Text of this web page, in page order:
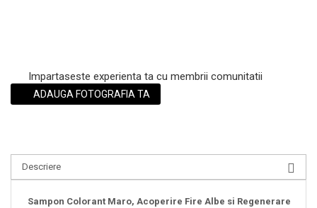
Impartaseste experienta ta cu membrii comunitatii
ADAUGA FOTOGRAFIA TA
Descriere
Sampon Colorant Maro, Acoperire Fire Albe si Regenerare